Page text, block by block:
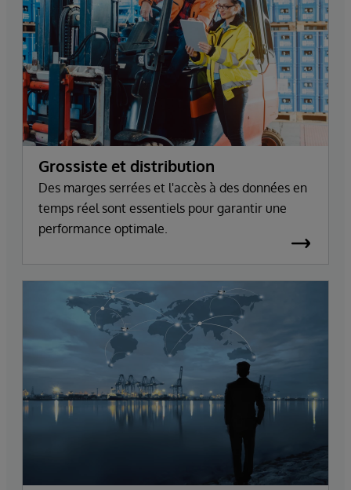
Grossiste et distribution
Des marges serrées et l'accès à des données en
temps réel sont essentiels pour garantir une
performance optimale.